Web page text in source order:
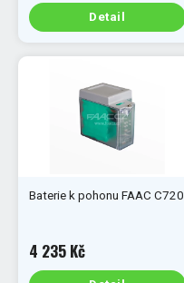
Detail
Baterie k pohonu FAAC C720
4 235 Kč